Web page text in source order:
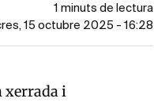
1 minuts de lectura
15 octubre 2025 - 16:28
xerrada i